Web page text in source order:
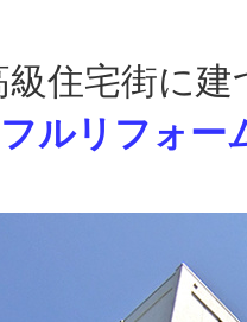
住宅街に
ルリフォー